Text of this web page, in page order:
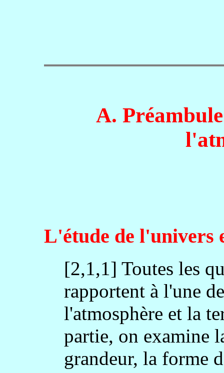
A.
L'étude de l'univers
[2,1,1] Toutes les
rapportent à l'une
l'atmosphère et la
partie, on examine
grandeur, la forme